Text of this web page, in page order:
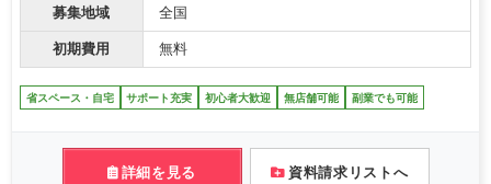
募集地域 全国
初期費用 無料
省スペース・自宅 サポート充実 初心者大歓迎 無店舗可能 副業でも可能
詳細を見る 資料請求リストへ